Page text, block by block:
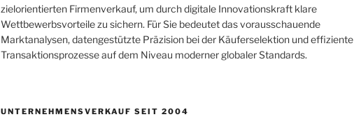
zielorientierten Firmenverkauf, um durch digitale Innovationskraft klare
Wettbewerbsvorteile zu sichern. Für Sie bedeutet das vorausschauende
Marktanalysen, datengestützte Präzision bei der Käuferselektion und effiziente
Transaktionsprozesse auf dem Niveau moderner globaler Standards.
UNTERNEHMENSVERKAUF SEIT 2004